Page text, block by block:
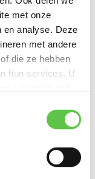
met onze
en analyse. Deze
met andere
die ze hebben
hun services. U